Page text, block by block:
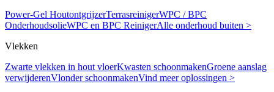
Power-Gel HoutontgrijzerTerrasreinigerWPC / BPC
OnderhoudsolieWPC en BPC ReinigerAlle onderhoud buiten >
Vlekken
Zwarte vlekken in hout vloerKwasten schoonmakenGroene aanslag
verwijderenVlonder schoonmakenVind meer oplossingen >